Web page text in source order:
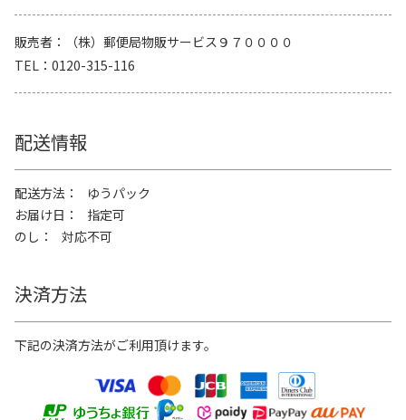
販売者
（株）郵便局物販サービス９７００００
TEL
0120-315-116
配送情報
配送方法
ゆうパック
お届け日
指定可
のし
対応不可
決済方法
下記の決済方法がご利用頂けます。